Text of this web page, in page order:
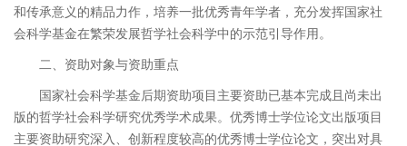
和传承意义的精品力作，培养一批优秀青年学者，充分发挥国家社
会科学基金在繁荣发展哲学社会科学中的示范引导作用。
二、资助对象与资助重点
国家社会科学基金后期资助项目主要资助已基本完成且尚未出
版的哲学社会科学研究优秀学术成果。优秀博士学位论文出版项目
主要资助研究深入、创新程度较高的优秀博士学位论文，突出对具